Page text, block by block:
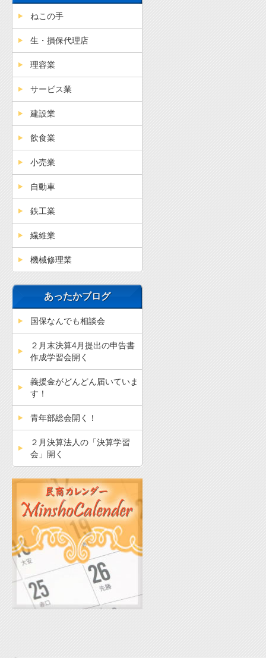
ねこの手
生・損保代理店
理容業
サービス業
建設業
飲食業
小売業
自動車
鉄工業
繊維業
機械修理業
あったかブログ
国保なんでも相談会
２月末決算4月提出の申告書
作成学習会開く
義援金がどんどん届いていま
す！
青年部総会開く！
２月決算法人の「決算学習
会」開く